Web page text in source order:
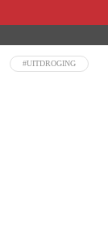
#UITDROGING